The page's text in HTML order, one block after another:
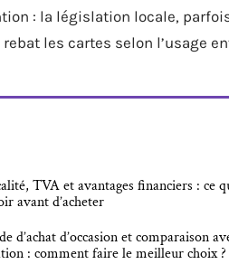
: la législation locale,
les cartes selon l’usage
TVA et avantages financiers : ce
avant d’acheter
d’achat d’occasion et comparaison
: comment faire le meilleur choix ?